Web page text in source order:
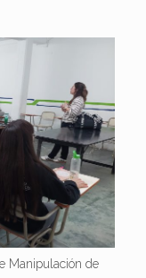
Manipulación de